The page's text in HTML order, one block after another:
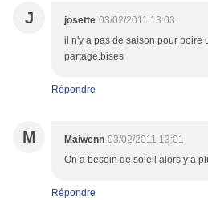
J josette 03/02/2011 13:03
il n'y a pas de saison pour boire
partage.bises
Répondre
M Maiwenn 03/02/2011 13:01
On a besoin de soleil alors y a
Répondre